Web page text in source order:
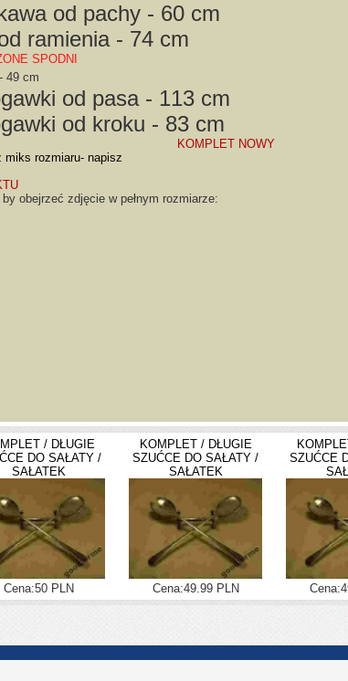
od pachy - 60 cm
ramienia - 74 cm
SPODNI
49 cm
od pasa - 113 cm
od kroku - 83 cm
KOMPLET NOWY
miks rozmiaru- napisz
obejrzeć zdjęcie w pełnym rozmiarze:
/ DŁUGIE
DO SAŁATY /
SAŁATEK
Cena:50 PLN
KOMPLET / DŁUGIE
SZUĆCE DO SAŁATY /
SAŁATEK
Cena:49.99 PLN
SZUĆCE